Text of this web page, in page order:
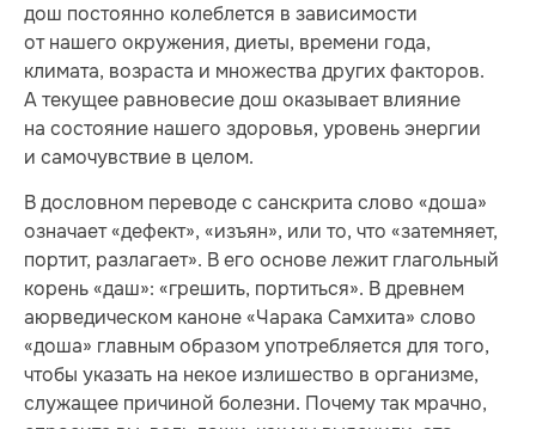
дош постоянно колеблется в зависимости
от нашего окружения, диеты, времени года,
климата, возраста и множества других факторов.
А текущее равновесие дош оказывает влияние
на состояние нашего здоровья, уровень энергии
и самочувствие в целом.
В дословном переводе с санскрита слово «доша»
означает «дефект», «изъян», или то, что «затемняет,
портит, разлагает». В его основе лежит глагольный
корень «даш»: «грешить, портиться». В древнем
аюрведическом каноне «Чарака Самхита» слово
«доша» главным образом употребляется для того,
чтобы указать на некое излишество в организме,
служащее причиной болезни. Почему так мрачно,